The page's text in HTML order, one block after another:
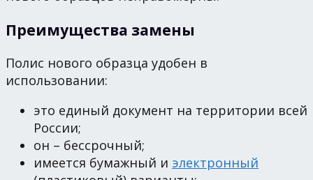
Преимущества замены
Полис нового образца удобен в
использовании:
это единый документ на территории всей
России;
он – бессрочный;
имеется бумажный и электронный